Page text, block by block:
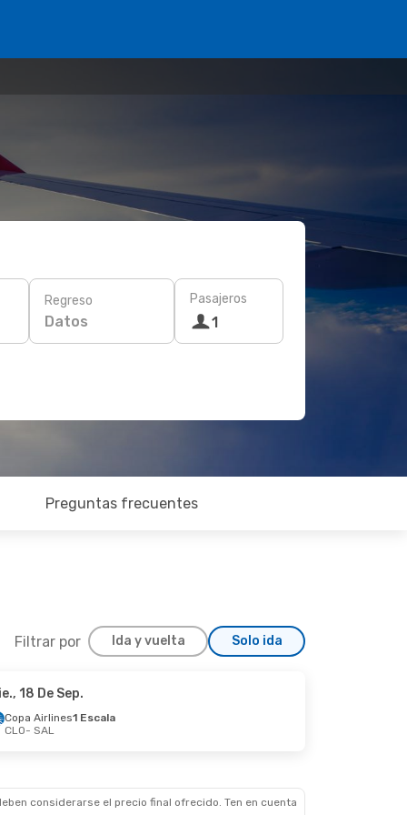
Regreso
Datos
Pasajeros
1
Preguntas frecuentes
Filtrar por Ida y vuelta Solo ida
1 De Oct.
18 De Sep.
Copa Airlines1 Escala
CLO- SAL
considerarse el precio final ofrecido. Ten en cuenta